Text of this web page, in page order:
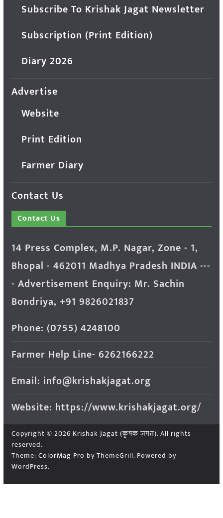
Subscribe To Krishak Jagat Newsletter
Subscription (Print Edition)
Diary 2026
Advertise
Website
Print Edition
Farmer Diary
Contact Us
Contact Us
14 Press Complex, M.P. Nagar, Zone - 1,
Bhopal - 462011 Madhya Pradesh INDIA ---
- Advertisement Enquiry: Mr. Sachin
Bondriya, +91 9826021837
Phone: (0755) 4248100
Farmer Help Line- 6262166222
Email: info@krishakjagat.org
Website: https://www.krishakjagat.org/
Copyright © 2026 Krishak Jagat (कृषक जगत). All rights
reserved.
Theme: ColorMag Pro by ThemeGrill. Powered by
WordPress.